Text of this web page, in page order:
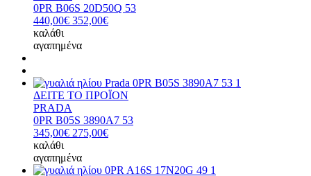
0PR B06S 20D50Q 53
440,00€ 352,00€
καλάθι
αγαπημένα
ΔΕΙΤΕ ΤΟ ΠΡΟΪΟΝ
PRADA
0PR B05S 3890A7 53
345,00€ 275,00€
καλάθι
αγαπημένα